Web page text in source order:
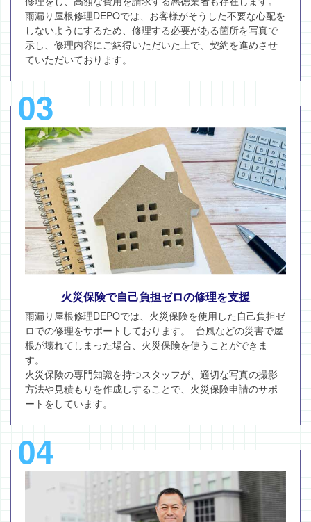
雨漏り屋根修理DEPOでは、お客様がそうした不要な心配を
しないようにするため、修理する必要がある箇所を写真で
示し、修理内容にご納得いただいた上で、契約を進めさせ
ていただいております。
03
火災保険で自己負担ゼロの修理を支援
雨漏り屋根修理DEPOでは、火災保険を使用した自己負担ゼ
ロでの修理をサポートしております。 台風などの災害で屋
根が壊れてしまった場合、火災保険を使うことができま
す。
火災保険の専門知識を持つスタッフが、適切な写真の撮影
方法や見積もりを作成しすることで、火災保険申請のサポ
ートをしています。
04